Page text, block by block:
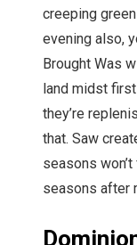
creeping
evening also,
Brought Was
land midst
they’re
that. Saw
seasons
seasons after